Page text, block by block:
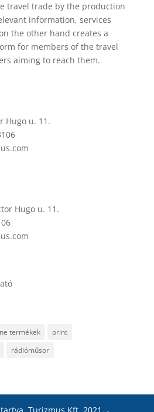
travel trade by the production
information, services
the other hand creates a
for members of the travel
aiming to reach them.
Hugo u. 11.
Hugo u. 11.
termékek
print
rádióműsor